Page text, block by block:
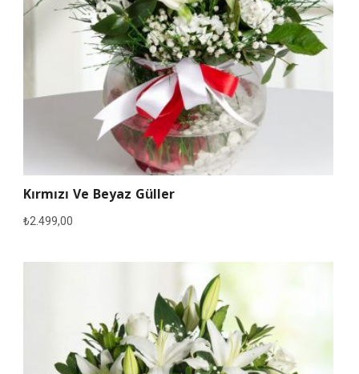
Kırmızı Ve Beyaz Güller
₺2.499,00